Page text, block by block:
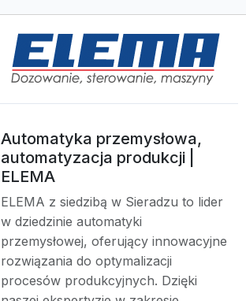
Automatyka przemysłowa,
automatyzacja produkcji |
ELEMA
ELEMA z siedzibą w Sieradzu to lider
w dziedzinie automatyki
przemysłowej, oferujący innowacyjne
rozwiązania do optymalizacji
procesów produkcyjnych. Dzięki